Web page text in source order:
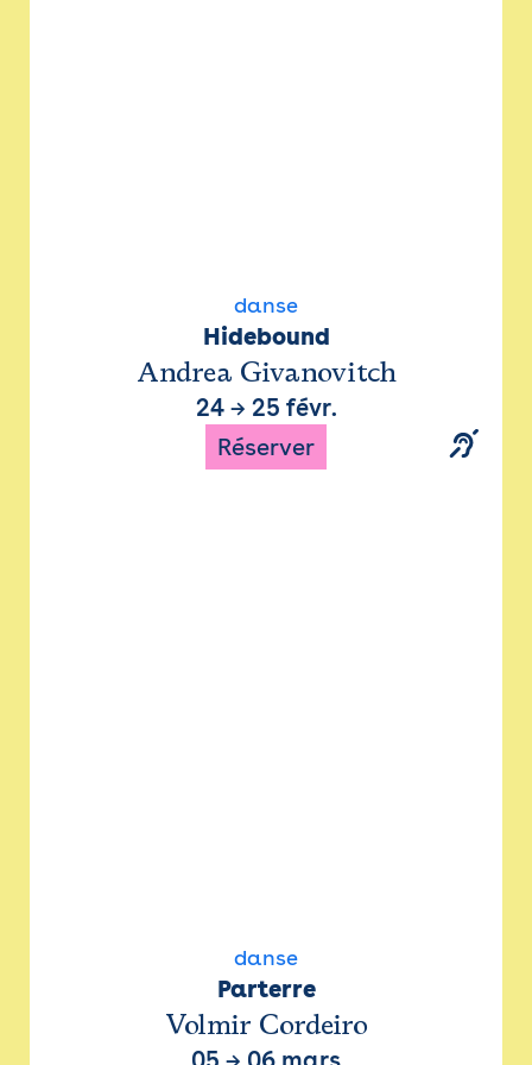
danse
Hidebound
Andrea Givanovitch
24→ 25 févr.
Réserver
danse
Parterre
Volmir Cordeiro